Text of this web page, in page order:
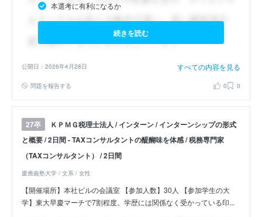
本選考に有利になるか
続きを読む
公開日：2026年4月28日 すべての内容を見る
問題を報告する 0 0
27卒
ＫＰＭＧ税理士法人 / インターン / インターンシップの形式
と概要 / 2日間 - TAXコンサルタントの醍醐味を体感 / 税務専門家
（TAXコンサルタント） / 2日間
慶應義塾大学 / 文系 / 女性
【開催場所】本社ビルの会議室 【参加人数】30人 【参加学生の大
学】東大早慶マーチで7割程度。学歴には関係なく受かっている印...